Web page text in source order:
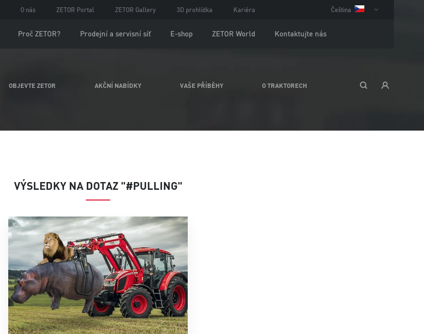
O nás ZETOR Portal ZETOR Gallery 3D prohlídka Kariéra Čeština
Proč ZETOR? Prodejní a servisní síť E-shop ZETOR World Kontaktujte nás
OBJEVTE ZETOR AKČNÍ NABÍDKY VAŠE PŘÍBĚHY O TRAKTORECH
VÝSLEDKY NA DOTAZ "#PULLING"